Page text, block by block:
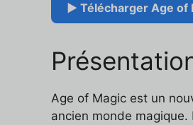
▶ Télécharger Age of
Age of Magic est un
ancien monde